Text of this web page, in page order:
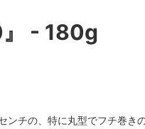
- 180g
チの、特に丸型でフチ巻き